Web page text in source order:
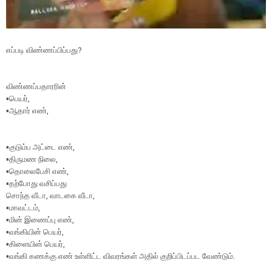
எப்படி விண்ணப்பிப்பது?
விண்ணப்பதாரரின்
▪️பெயர்,
▪️ஆதார் எண்,
▪️குடும்ப அட்டை எண்,
▪️திருமண நிலை,
▪️தொலைபேசி எண்,
▪️தற்போது வசிப்பது
சொந்த வீடா, வாடகை வீடா,
▪️மாவட்டம்,
▪️மின் இணைப்பு எண்,
▪️வங்கியின் பெயர்,
▪️கிளையின் பெயர்,
▪️வங்கி கணக்கு எண் உள்ளிட்ட விவரங்கள் அதில் குறிப்பிடப்பட வேண்டும்.